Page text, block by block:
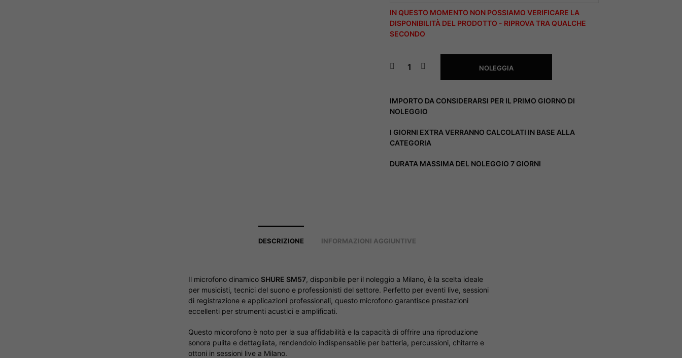
IN QUESTO MOMENTO NON POSSIAMO VERIFICARE LA
DISPONIBILITÀ DEL PRODOTTO - RIPROVA TRA QUALCHE
SECONDO
NOLEGGIA
IMPORTO DA CONSIDERARSI PER IL PRIMO GIORNO DI
NOLEGGIO
I GIORNI EXTRA VERRANNO CALCOLATI IN BASE ALLA
CATEGORIA
DURATA MASSIMA DEL NOLEGGIO 7 GIORNI
DESCRIZIONE INFORMAZIONI AGGIUNTIVE
Il microfono dinamico SHURE SM57, disponibile per il noleggio a Milano, è la scelta ideale
per musicisti, tecnici del suono e professionisti del settore. Perfetto per eventi live, sessioni
di registrazione e applicazioni professionali, questo microfono garantisce prestazioni
eccellenti per strumenti acustici e amplificati.
Questo micorofono è noto per la sua affidabilità e la capacità di offrire una riproduzione
sonora pulita e dettagliata, rendendolo indispensabile per batteria, percussioni, chitarre e
ottoni in sessioni live a Milano.